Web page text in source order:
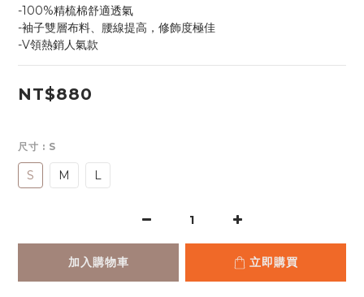
-100%精梳棉舒適透氣
-袖子雙層布料、腰線提高，修飾度極佳
-V領熱銷人氣款
NT$880
尺寸 : S
S M L
加入購物車 立即購買